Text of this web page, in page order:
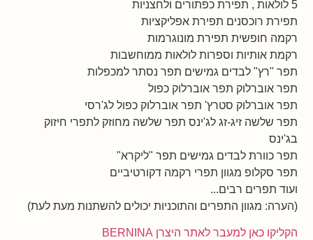
5 לולאות , תפירת כפתורים ולחצניות
תפירת רוכסנים תפירת אפליקציות
רקמה חופשית תפירת מונוגרמות
רקמת אותיות וספרות לולאות ממוחשבות
תפר "רץ" לבדים גמישים תפר נסתר למכפלות
תפר אוברלוק תפר אוברלוק כפול
תפר אוברלוק סטרץ' תפר אוברלוק כפול לג'רסי
תפר שלשה זיג-זג לג'ינס תפר שלשה מחוזק לתפרי חיזוק
בג'ינס
תפר כוורת לבדים גמישים תפר "ליקרא"
תפר סקלופ מגוון תפרי רקמה דקורטיביים
ועוד תפרים רבים...
(הערה: מגוון התפרים והתוכניות יכולים להשתנות מעת לעת)
הקליקו כאן למעבר לאתר היצרן BERNINA